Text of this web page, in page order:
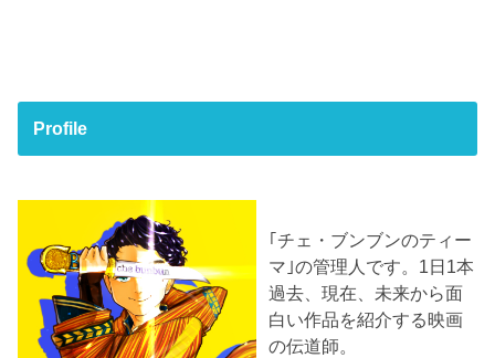
Profile
｢チェ・ブンブンのティー
マ｣の管理人です。1日1本
過去、現在、未来から面
白い作品を紹介する映画
の伝道師。